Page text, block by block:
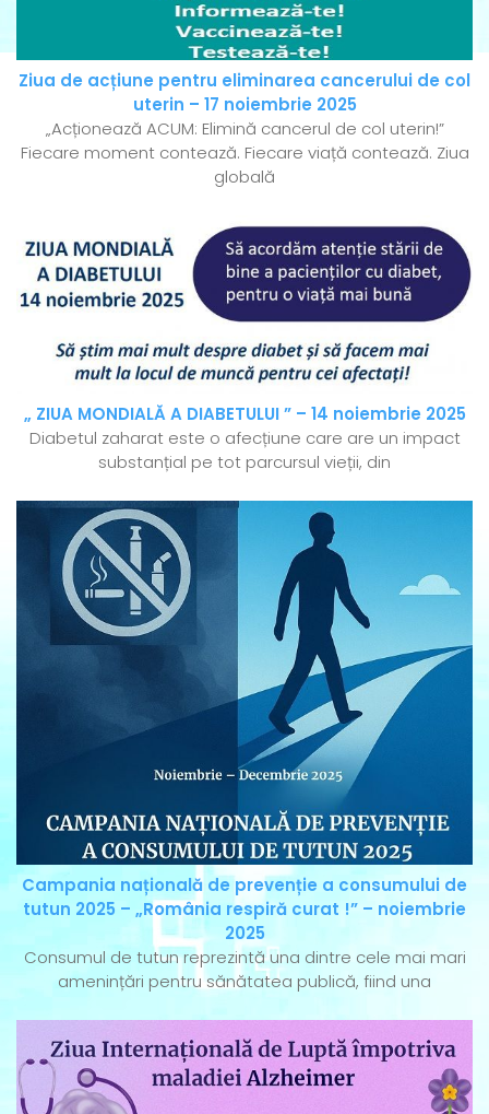
Ziua de acțiune pentru eliminarea cancerului de col
uterin – 17 noiembrie 2025
„Acționează ACUM: Elimină cancerul de col uterin!”
Fiecare moment contează. Fiecare viață contează. Ziua
globală
„ ZIUA MONDIALĂ A DIABETULUI ” – 14 noiembrie 2025
Diabetul zaharat este o afecțiune care are un impact
substanțial pe tot parcursul vieții, din
Campania națională de prevenție a consumului de
tutun 2025 – „România respiră curat !” – noiembrie
2025
Consumul de tutun reprezintă una dintre cele mai mari
amenințări pentru sănătatea publică, fiind una